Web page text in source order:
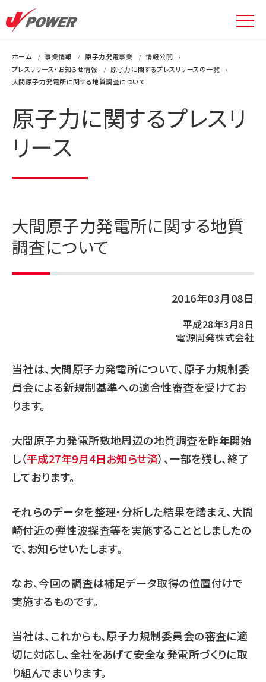
ホーム 事業情報 原子力発電事業
情報公開
プレスリリース・お知らせ情報
原子力に関するプレスリリースの一覧
大間原子力発電所に関する地質調査について
原子力に関するプレスリ
リース
大間原子力発電所に関する地質
調査について
2016年03月08日
平成28年3月8日
電源開発株式会社
当社は、大間原子力発電所について、原子力規制委
員会による新規制基準への適合性審査を受けてお
ります。
大間原子力発電所敷地周辺の地質調査を昨年開始
し（平成27年9月4日お知らせ済）、一部を残し、終了
しております。
それらのデータを整理・分析した結果を踏まえ、大間
崎付近の弾性波探査等を実施することとしましたの
で、お知らせいたします。
なお、今回の調査は補足データ取得の位置付けで
実施するものです。
当社は、これからも、原子力規制委員会の審査に適
切に対応し、全社をあげて安全な発電所づくりに取
り組んでまいります。